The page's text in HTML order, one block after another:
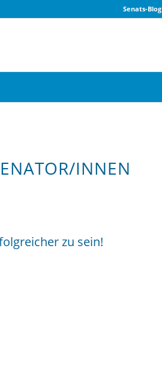
Senats-Blog
INNEN
zu sein!